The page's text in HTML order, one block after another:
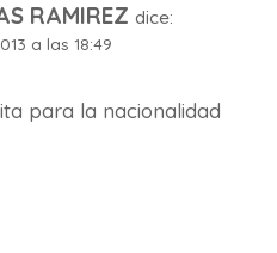
RAMIREZ dice:
a las 18:49
para la nacionalidad